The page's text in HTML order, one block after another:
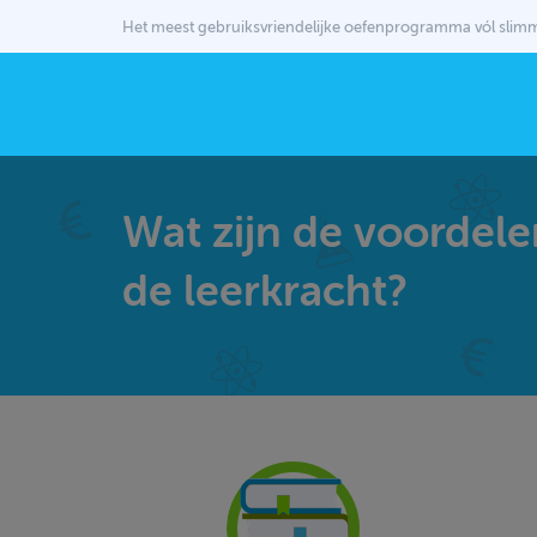
Het meest gebruiksvriendelijke oefenprogramma vól
Wat zijn de
de leerkracht?